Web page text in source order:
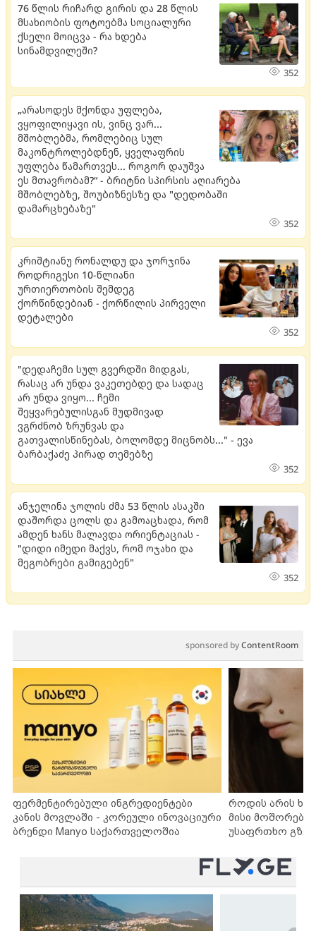
76 წლის რიჩარდ გირის და 28 წლის
მსახიობის ფოტოებმა სოციალური
ქსელი მოიცვა - რა ხდება
სინამდვილეში?
352
„არასოდეს მქონდა უფლება,
ვყოფილიყავი ის, ვინც ვარ...
მშობლებმა, რომლებიც სულ
მაკონტროლებდნენ, ყველაფრის
უფლება წამართვეს... როგორ დაუშვა
ეს მთავრობამ?“ - ბრიტნი სპირსის აღიარება
მშობლებზე, შოუბიზნესზე და "დედობაში
დამარცხებაზე"
352
კრიშტიანუ რონალდუ და ჯორჯინა
როდრიგესი 10-წლიანი
ურთიერთობის შემდეგ
ქორწინდებიან - ქორწილის პირველი
დეტალები
352
"დედაჩემი სულ გვერდში მიდგას,
რასაც არ უნდა ვაკეთებდე და სადაც
არ უნდა ვიყო... ჩემი
შეყვარებულისგან მუდმივად
ვგრძნობ ზრუნვას და
გათვალისწინებას, ბოლომდე მიცნობს..." - ევა
ბარბაქაძე პირად თემებზე
352
ანჯელინა ჯოლის ძმა 53 წლის ასაკში
დაშორდა ცოლს და გამოაცხადა, რომ
ამდენ ხანს მალავდა ორიენტაციას -
"დიდი იმედი მაქვს, რომ ოჯახი და
მეგობრები გამიგებენ"
352
sponsored byContentRoom
ფერმენტირებული ინგრედიენტები
კანის მოვლაში - კორეული ინოვაციური
ბრენდი Manyo საქართველოშია
როდის არის
მისი
უსაფრთხო